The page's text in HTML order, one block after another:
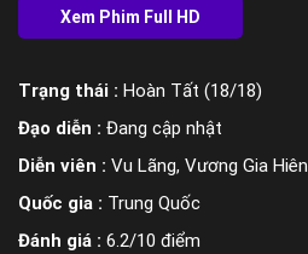
Trạng thái : Hoàn Tất (18/18)
Đạo diễn : Đang cập nhật
Diễn viên : Vu Lãng, Vương Gia Hiên
Quốc gia : Trung Quốc
Đánh giá : 6.2/10 điểm